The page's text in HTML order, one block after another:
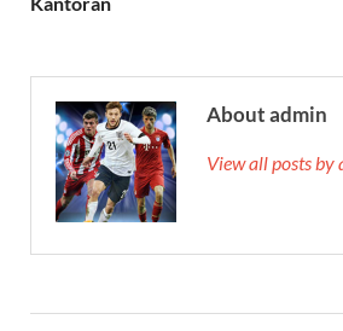
About admin
View all posts